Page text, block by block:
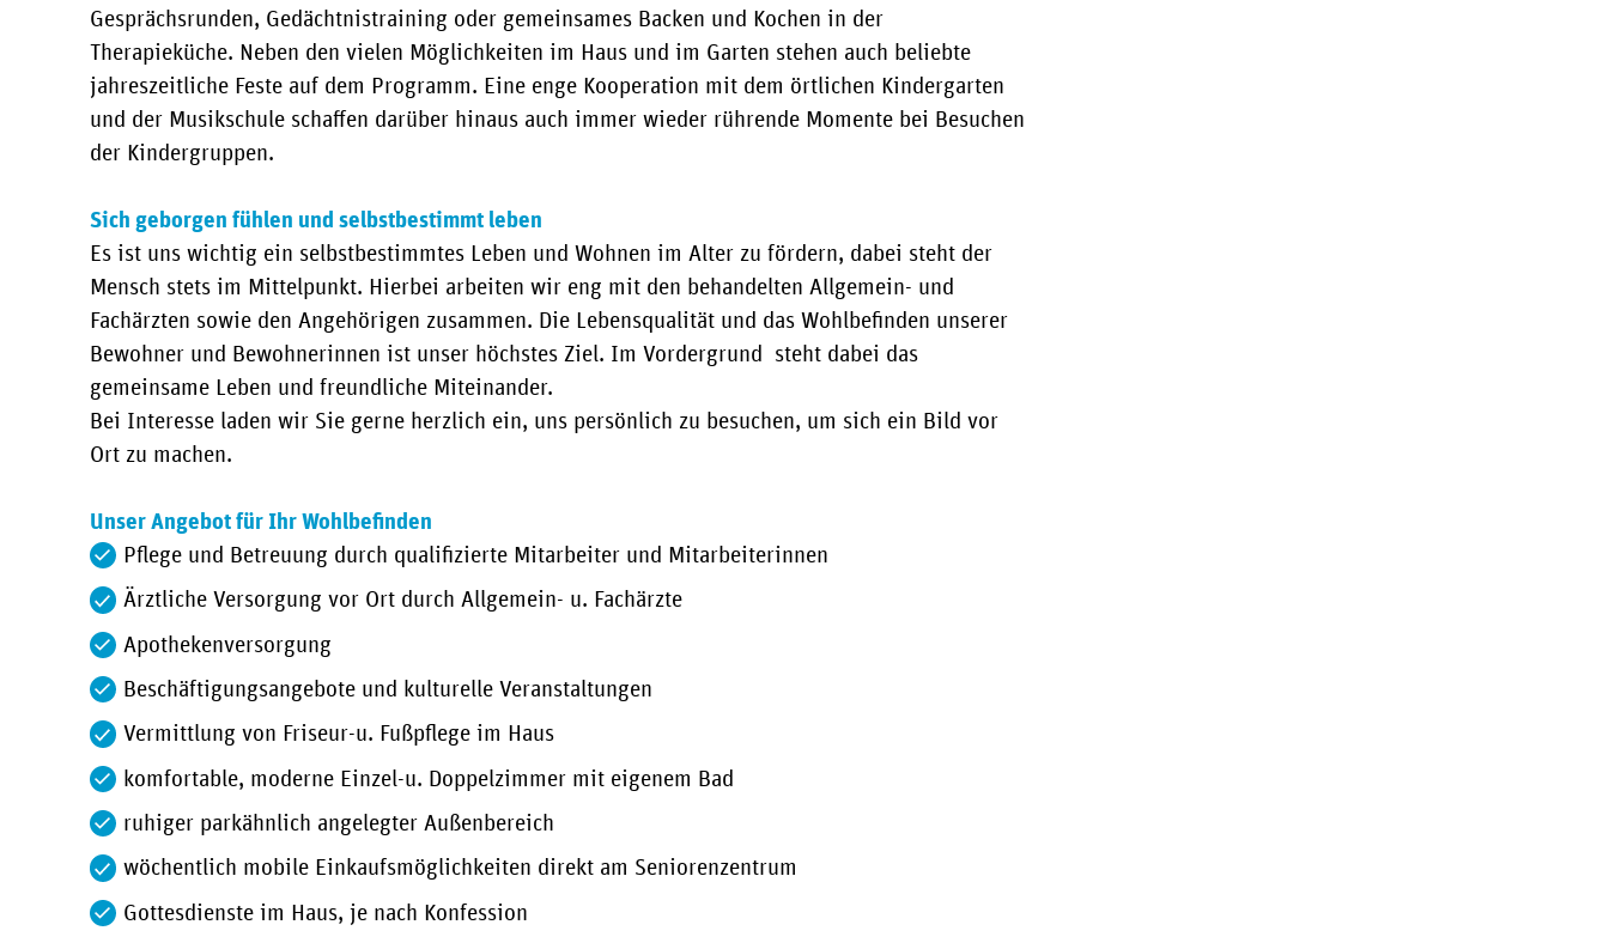
Gesprächsrunden, Gedächtnistraining oder gemeinsames Backen und Kochen in der
Therapieküche. Neben den vielen Möglichkeiten im Haus und im Garten stehen auch beliebte
jahreszeitliche Feste auf dem Programm. Eine enge Kooperation mit dem örtlichen Kindergarten
und der Musikschule schaffen darüber hinaus auch immer wieder rührende Momente bei Besuchen
der Kindergruppen.
Sich geborgen fühlen und selbstbestimmt leben
Es ist uns wichtig ein selbstbestimmtes Leben und Wohnen im Alter zu fördern, dabei steht der
Mensch stets im Mittelpunkt. Hierbei arbeiten wir eng mit den behandelten Allgemein- und
Fachärzten sowie den Angehörigen zusammen. Die Lebensqualität und das Wohlbefinden unserer
Bewohner und Bewohnerinnen ist unser höchstes Ziel. Im Vordergrund steht dabei das
gemeinsame Leben und freundliche Miteinander.
Bei Interesse laden wir Sie gerne herzlich ein, uns persönlich zu besuchen, um sich ein Bild vor
Ort zu machen.
Unser Angebot für Ihr Wohlbefinden
Pflege und Betreuung durch qualifizierte Mitarbeiter und Mitarbeiterinnen
Ärztliche Versorgung vor Ort durch Allgemein- u. Fachärzte
Apothekenversorgung
Beschäftigungsangebote und kulturelle Veranstaltungen
Vermittlung von Friseur-u. Fußpflege im Haus
komfortable, moderne Einzel-u. Doppelzimmer mit eigenem Bad
ruhiger parkähnlich angelegter Außenbereich
wöchentlich mobile Einkaufsmöglichkeiten direkt am Seniorenzentrum
Gottesdienste im Haus, je nach Konfession